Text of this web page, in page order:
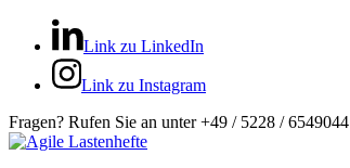
Link zu LinkedIn
Link zu Instagram
Fragen? Rufen Sie an unter +49 / 5228 / 6549044